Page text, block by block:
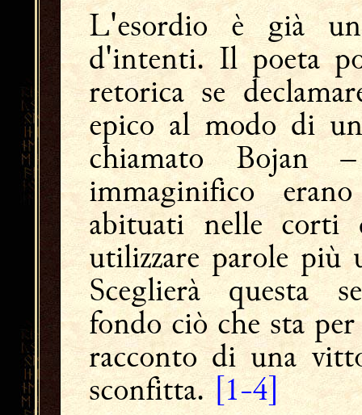
L'esordio è già
d'intenti. Il poeta
retorica se
epico al modo di
chiamato
immaginifico
abituati nelle
utilizzare parole più
Sceglierà questa
fondo ciò che sta
racconto di una
sconfitta.[1-4]